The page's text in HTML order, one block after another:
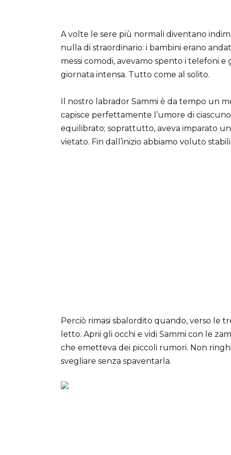
A volte le sere più normali diventano
nulla di straordinario: i bambini erano
messi comodi, avevamo spento i telefoni
giornata intensa. Tutto come al solito.
Il nostro labrador Sammi è da tempo un
capisce perfettamente l’umore di
equilibrato; soprattutto, aveva imparato
vietato. Fin dall’inizio abbiamo voluto
Perciò rimasi sbalordito quando, verso le
letto. Aprii gli occhi e vidi Sammi con le
che emetteva dei piccoli rumori. Non
svegliare senza spaventarla.